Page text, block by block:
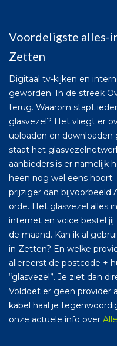
Voordeligste alles-
Zetten
Digitaal tv-kijken en
geworden. In de streek
terug. Waarom stapt
glasvezel? Het vliegt er
uploaden en downloaden
staat het
aanbieders is er namelijk
heen nog wel eens
prijziger dan bijvoorbeeld
orde. Het glasvezel alles
internet en voice bestel jij
de maand. Kan ik al
in Zetten? En welke
allereerst de postcode +
“glasvezel”. Je ziet dan
Voldoet er geen provider
kabel haal je
onze actuele info over